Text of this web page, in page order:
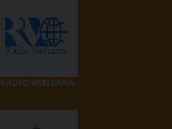
RADIO VATICANA